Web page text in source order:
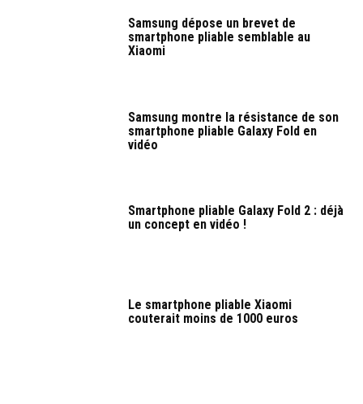
Samsung dépose un brevet de
smartphone pliable semblable au
Xiaomi
Samsung montre la résistance de son
smartphone pliable Galaxy Fold en
vidéo
Smartphone pliable Galaxy Fold 2 : déjà
un concept en vidéo !
Le smartphone pliable Xiaomi
couterait moins de 1000 euros